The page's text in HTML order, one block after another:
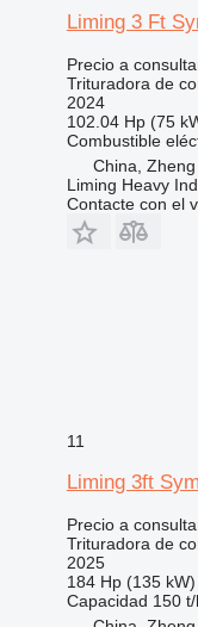
Liming 3 Ft
Precio a
Trituradora de
2024
102.04 Hp (75
Combustible
China,
Liming Heavy
Contacte con el
11
Liming 3ft
Precio a
Trituradora de
2025
184 Hp (135 kW)
Capacidad 150